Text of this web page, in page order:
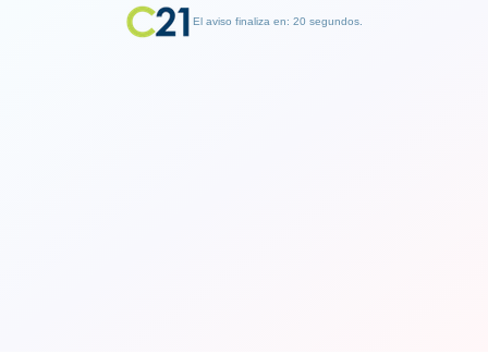
El aviso finaliza en: 19 segundos.